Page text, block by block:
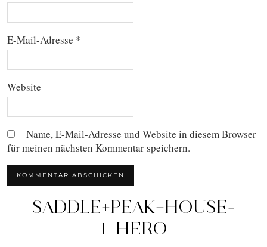
E-Mail-Adresse *
Website
Name, E-Mail-Adresse und Website in diesem Browser
für meinen nächsten Kommentar speichern.
SADDLE+PEAK+HOUSE-
1+HERO